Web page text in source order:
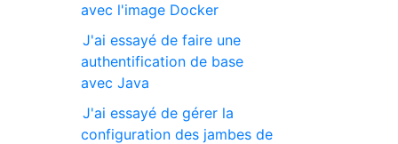
avec l'image Docker
J'ai essayé de faire une
authentification de base
avec Java
J'ai essayé de gérer la
configuration des jambes de